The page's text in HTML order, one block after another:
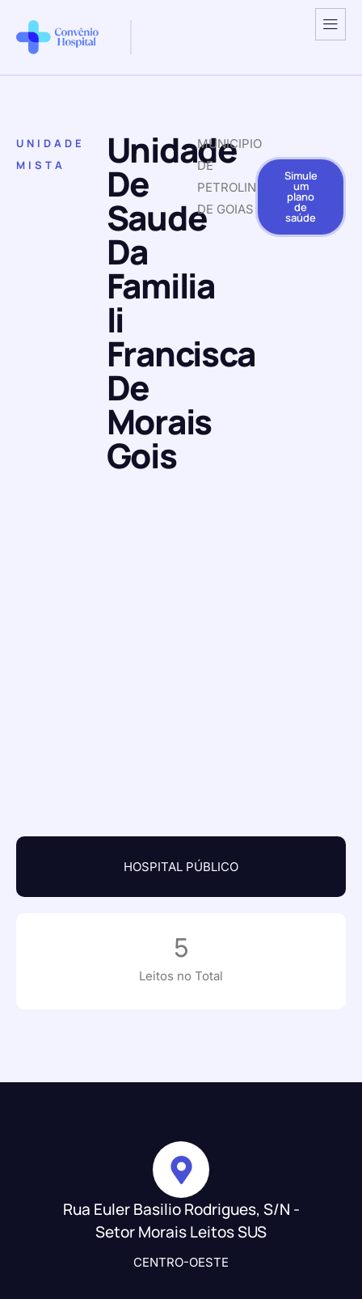
UNIDADE
MISTA
Unidade
De
Saude
Da
Familia
Ii
Francisca
De
Morais
Gois
MUNICIPIO
DE
PETROLINA
DE GOIAS
Simule
um
plano
de
saúde
HOSPITAL PÚBLICO
Leitos no Total
5
Rua Euler Basilio Rodrigues, S/N -
Setor Morais Leitos SUS
CENTRO-OESTE